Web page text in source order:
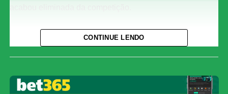
Quem o Inter enfrenta nas quartas?
final. Os confrontos serão definidos na próxima terça-
feira, dia 11 de agosto, a partir das 11h (de Brasília), na
CONTINUE LENDO